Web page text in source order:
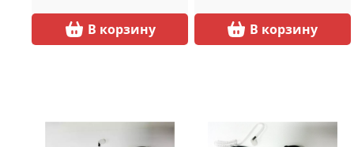
В корзину В корзину